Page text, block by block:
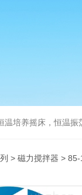
养摇床，恒温振荡器
> 磁力搅拌器 > 85-